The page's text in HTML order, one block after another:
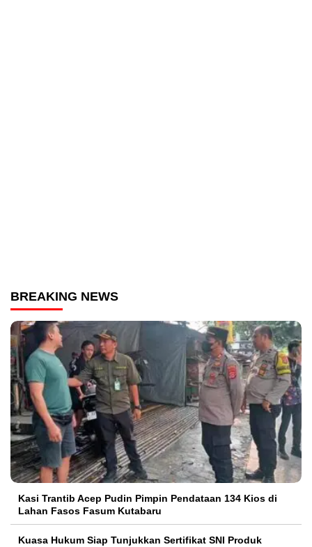
BREAKING NEWS
Kasi Trantib Acep Pudin Pimpin Pendataan 134 Kios di
Lahan Fasos Fasum Kutabaru
Kuasa Hukum Siap Tunjukkan Sertifikat SNI Produk